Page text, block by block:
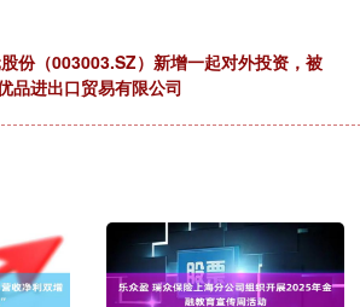
份（003003.SZ）新增一起对外投资，被
品进出口贸易有限公司